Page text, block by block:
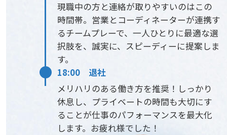
現職中の方と連絡が取りやすいのはこの
時間帯。営業とコーディネーターが連携す
るチームプレーで、一人ひとりに最適な選
択肢を、誠実に、スピーディーに提案しま
す。
18:00 退社
メリハリのある働き方を推奨！しっかり
休息し、プライベートの時間も大切にす
ることが仕事のパフォーマンスを最大化
します。お疲れ様でした！